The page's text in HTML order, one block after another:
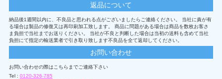
返品について
納品後1週間以内に、不良品と思われる点がございましたらご連絡ください。 当社に責が有
る場合は製品の修復又は再印刷加工致します。 商品に問題がある場合は商品を数枚お客さ
ま負担で当社までお送りください。 当社が不良と判断した場合は当初の送料も含めて当社
負担にて指定の輸送業者で引き取り致します不良品を全て返却してください。
お問い合わせ
お問い合わせの際はこちらまでご連絡下さい
Tel : 0120-326-785